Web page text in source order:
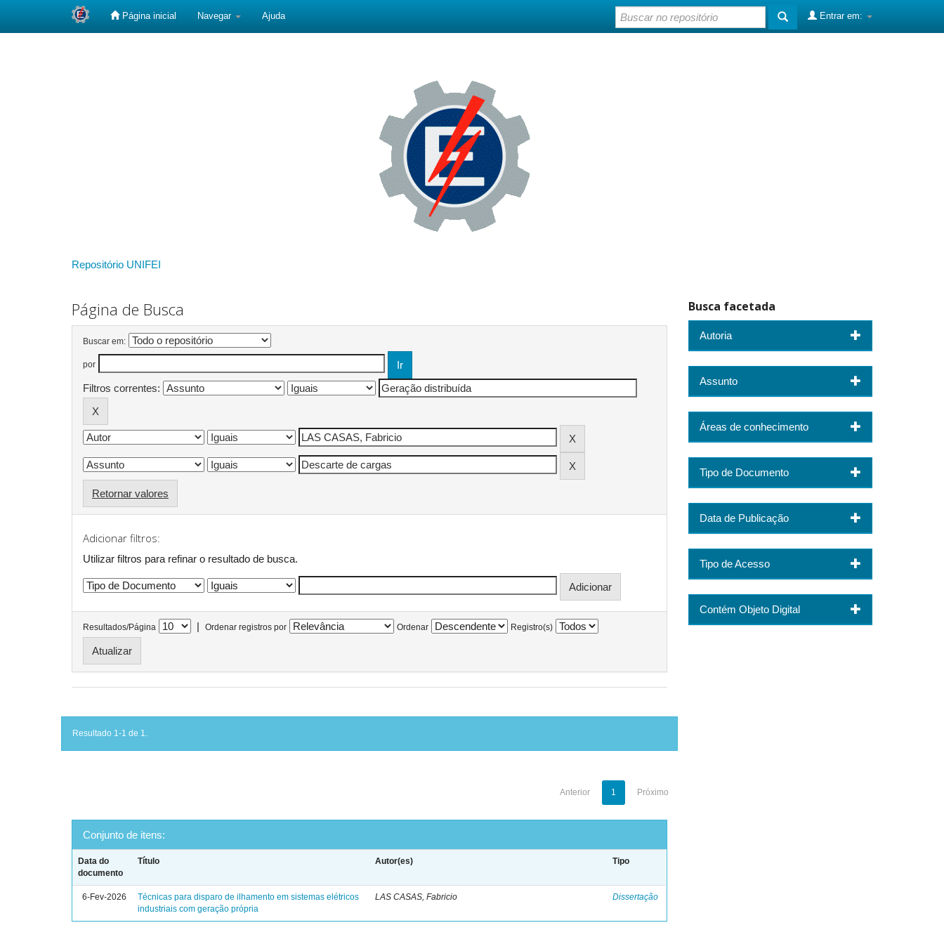
Página inicial Navegar Ajuda Entrar em:
Repositório UNIFEI
Página de Busca
Buscar em:
por
Filtros correntes:
Retornar valores
Adicionar filtros:
Utilizar filtros para refinar o resultado de busca.
Resultados/Página | Ordenar registros por Ordenar Registro(s)
Resultado 1-1 de 1.
Anterior 1 Próximo
Conjunto de itens:
Data do
documento
Título Autor(es) Tipo
6-Fev-2026
Técnicas para disparo de ilhamento em sistemas elétricos
industriais com geração própria
LAS CASAS, Fabricio Dissertação
Busca facetada
Autoria
Assunto
Áreas de conhecimento
Tipo de Documento
Data de Publicação
Tipo de Acesso
Contém Objeto Digital